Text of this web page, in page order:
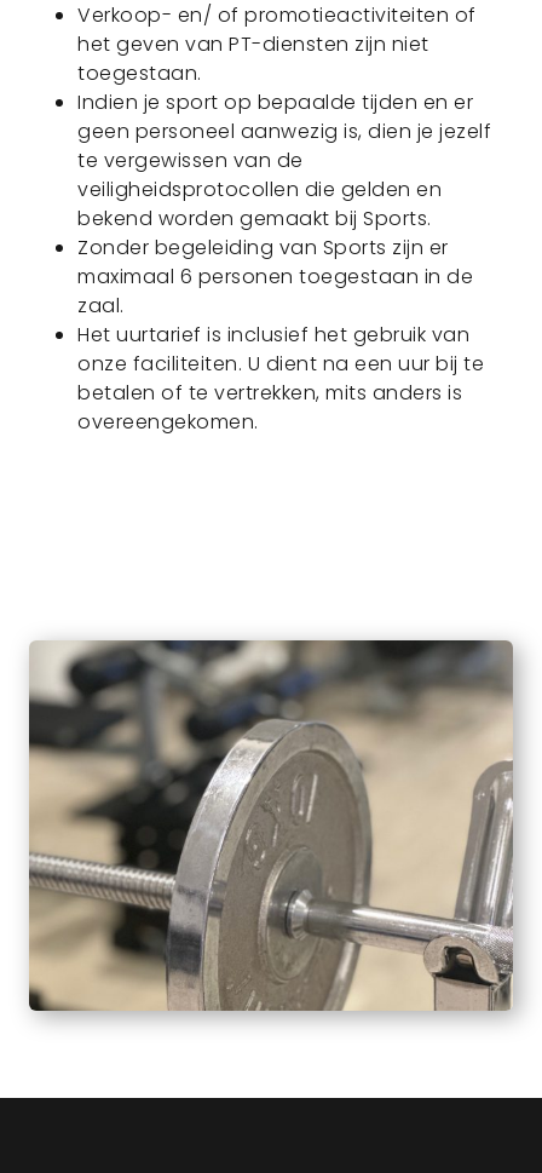
Verkoop- en/ of promotieactiviteiten of
het geven van PT-diensten zijn niet
toegestaan.
Indien je sport op bepaalde tijden en er
geen personeel aanwezig is, dien je jezelf
te vergewissen van de
veiligheidsprotocollen die gelden en
bekend worden gemaakt bij Sports.
Zonder begeleiding van Sports zijn er
maximaal 6 personen toegestaan in de
zaal.
Het uurtarief is inclusief het gebruik van
onze faciliteiten. U dient na een uur bij te
betalen of te vertrekken, mits anders is
overeengekomen.